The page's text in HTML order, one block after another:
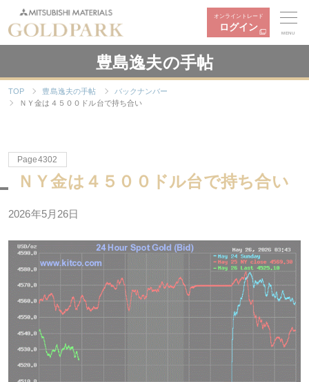
オンライントレード
ログイン
MENU
豊島逸夫の手帖
TOP 豊島逸夫の手帖
バックナンバー
ＮＹ金は４５００ドル台で持ち合い
Page4302
ＮＹ金は４５００ドル台で持ち合い
2026年5月26日